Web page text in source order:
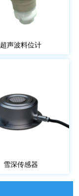
超声波料位计
雪深传感器